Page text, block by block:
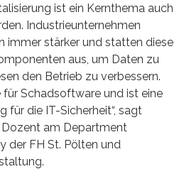
ist ein Kernthema auch
Industrieunternehmen
immer stärker und statten diese
aus, um Daten zu
den Betrieb zu verbessern.
Schadsoftware und ist eine
für die IT-Sicherheit“, sagt
am Department
der FH St. Pölten und